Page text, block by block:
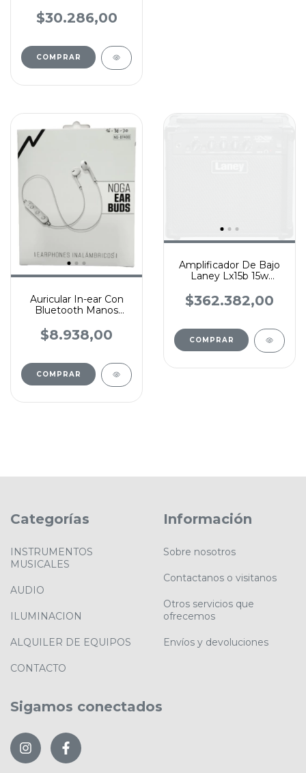
$30.286,00
COMPRAR
Auricular In-ear Con
Bluetooth Manos
$8.938,00
COMPRAR
Amplificador De Bajo
Laney Lx15b 15w
$362.382,00
Categorías
INSTRUMENTOS
MUSICALES
AUDIO
ILUMINACION
ALQUILER DE EQUIPOS
CONTACTO
Información
Sobre nosotros
Contactanos o visitanos
Otros servicios que
ofrecemos
Envíos y devoluciones
Sigamos conectados